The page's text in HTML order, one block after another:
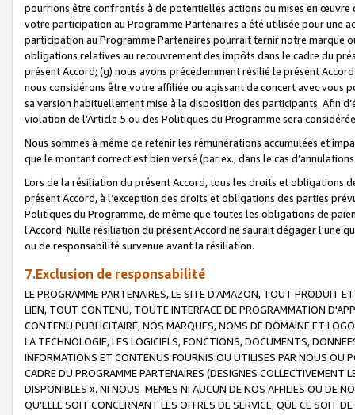
pourrions être confrontés à de potentielles actions ou mises en
votre participation au Programme Partenaires a été utilisée pour une
participation au Programme Partenaires pourrait ternir notre marque
obligations relatives au recouvrement des impôts dans le cadre du
présent Accord; (g) nous avons précédemment résilié le présent
nous considérons être votre affiliée ou agissant de concert avec vous
sa version habituellement mise à la disposition des participants. Afin
violation de l’Article 5 ou des Politiques du Programme sera
Nous sommes à même de retenir les rémunérations accumulées et
que le montant correct est bien versé (par ex., dans le cas
Lors de la résiliation du présent Accord, tous les droits et obligations
présent Accord, à l’exception des droits et obligations des parties
Politiques du Programme, de même que toutes les obligations de
l’Accord. Nulle résiliation du présent Accord ne saurait dégager l'une
ou de responsabilité survenue avant la résiliation.
7.Exclusion de responsabilité
LE PROGRAMME PARTENAIRES, LE SITE D’AMAZON, TOUT PRODUIT
LIEN, TOUT CONTENU, TOUTE INTERFACE DE PROGRAMMATION
CONTENU PUBLICITAIRE, NOS MARQUES, NOMS DE DOMAINE ET
LA TECHNOLOGIE, LES LOGICIELS, FONCTIONS, DOCUMENTS,
INFORMATIONS ET CONTENUS FOURNIS OU UTILISES PAR NOUS OU
CADRE DU PROGRAMME PARTENAIRES (DESIGNES COLLECTIVEMENT
DISPONIBLES ». NI NOUS-MEMES NI AUCUN DE NOS AFFILIES OU DE
QU’ELLE SOIT CONCERNANT LES OFFRES DE SERVICE, QUE CE SOIT